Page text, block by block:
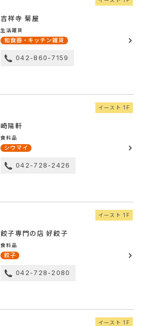
吉祥寺 菊屋
生活雑貨
和食器・キッチン雑貨
042-860-7159
崎陽軒
食料品
シウマイ
イースト 1F
042-728-2426
餃子専門の店 好餃子
食料品
餃子
イースト 1F
042-728-2080
イースト 1F